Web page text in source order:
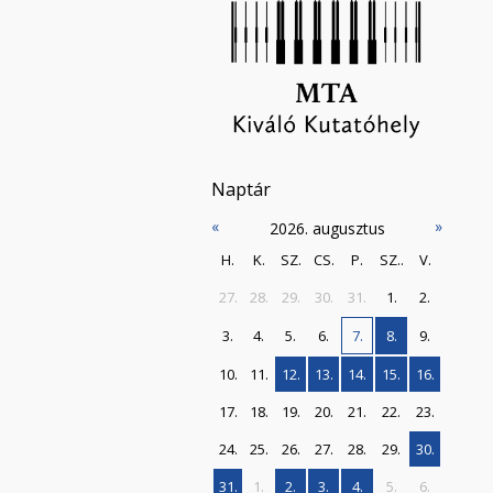
Naptár
« 2026. augusztus »
H. K. SZ. CS. P. SZ..
V.
27.
28. 29. 30. 31. 1.
2.
3.
4. 5. 6. 7. 8.
9.
10.
11. 12. 13. 14. 15.
16.
17.
18. 19. 20. 21. 22.
23.
24.
25. 26. 27. 28. 29.
30.
31.
1. 2. 3. 4. 5. 6.